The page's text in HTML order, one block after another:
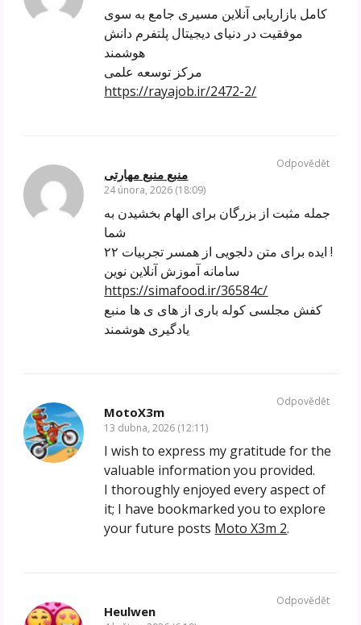
کامل بازاریابی آنلاین مسیری جامع به سوی
موفقیت در دنیای دیجیتال پلتفرم دانش
هوشمند
مرکز توسعه علمی
https://rayajob.ir/2472-2/
منبع منبع مهارتی
24 února, 2026 (18:09)
جمله مثبت از بزرگان برای الهام بخشیدن به
شما
۲۲ ایده برای متن دلجویی از همسر تجربیات !
سامانه آموزش آنلاین نوین
https://simafood.ir/36584c/
کفش مجلسی کوله باری از های ی ها منبع
یادگیری هوشمند
Odpovědět
MotoX3m
13 dubna, 2026 (12:11)
I wish to express my gratitude for the
valuable information you provided.
I thoroughly enjoyed every aspect of
it; I have bookmarked you to explore
your future posts Moto X3m 2.
Odpovědět
Heulwen
Odpovědět